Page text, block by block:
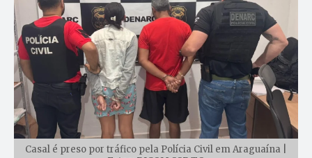
Casal é preso por tráfico pela Polícia Civil em Araguaína |